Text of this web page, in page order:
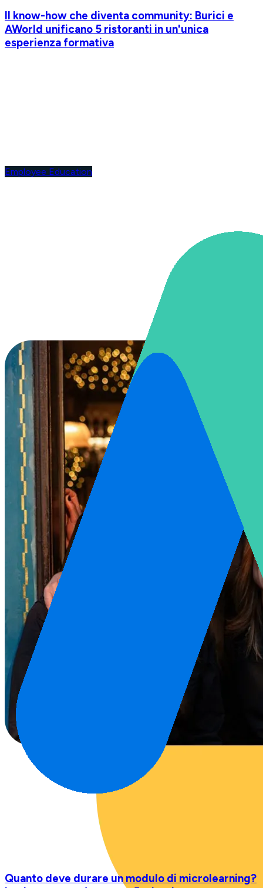
Il know-how che diventa community: Burici e
AWorld unificano 5 ristoranti in un'unica
esperienza formativa
Employee Education
Quanto deve durare un modulo di microlearning?